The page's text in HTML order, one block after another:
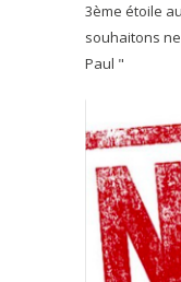
3ème étoile
souhaitons
Paul "